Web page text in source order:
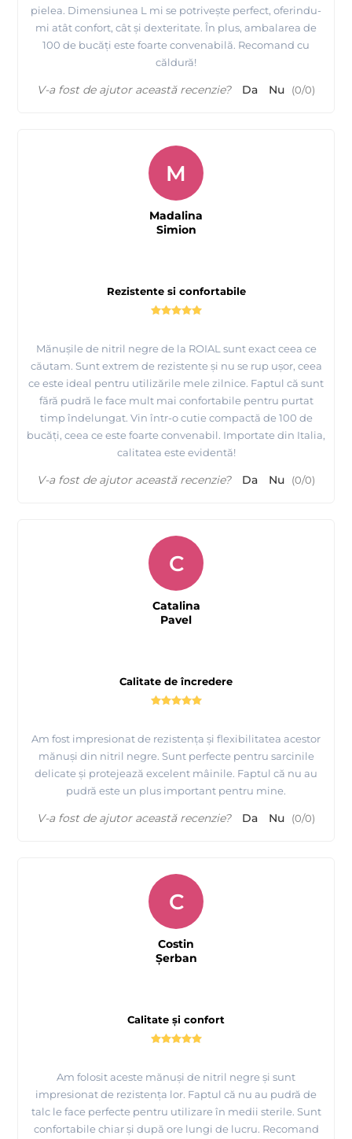
pielea. Dimensiunea L mi se potrivește perfect, oferindu-
mi atât confort, cât și dexteritate. În plus, ambalarea de
100 de bucăți este foarte convenabilă. Recomand cu
căldură!
V-a fost de ajutor această recenzie? Da Nu (0/0)
Rezistente si confortabile
Mănușile de nitril negre de la ROIAL sunt exact ceea ce
căutam. Sunt extrem de rezistente și nu se rup ușor, ceea
ce este ideal pentru utilizările mele zilnice. Faptul că sunt
fără pudră le face mult mai confortabile pentru purtat
timp îndelungat. Vin într-o cutie compactă de 100 de
bucăți, ceea ce este foarte convenabil. Importate din Italia,
calitatea este evidentă!
M
Madalina
Simion
V-a fost de ajutor această recenzie? Da Nu (0/0)
Calitate de încredere
Am fost impresionat de rezistența și flexibilitatea acestor
mănuși din nitril negre. Sunt perfecte pentru sarcinile
delicate și protejează excelent mâinile. Faptul că nu au
pudră este un plus important pentru mine.
C
Catalina
Pavel
V-a fost de ajutor această recenzie? Da Nu (0/0)
Calitate și confort
Am folosit aceste mănuși de nitril negre și sunt
impresionat de rezistența lor. Faptul că nu au pudră de
talc le face perfecte pentru utilizare în medii sterile. Sunt
confortabile chiar și după ore lungi de lucru. Recomand
C
Costin
Şerban